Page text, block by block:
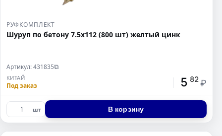
РУФКОМПЛЕКТ
Шуруп по бетону 7.5х112 (800 шт) желтый цинк
Артикул: 431835⧉
КИТАЙ
Под заказ 5 82 ₽
шт В корзину